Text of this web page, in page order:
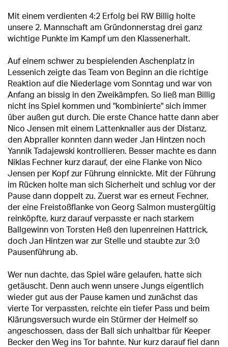
Mit einem verdienten 4:2 Erfolg bei RW Billig holte
unsere 2. Mannschaft am Gründonnerstag drei ganz
wichtige Punkte im Kampf um den Klassenerhalt.
Auf einem schwer zu bespielenden Aschenplatz in
Lessenich zeigte das Team von Beginn an die richtige
Reaktion auf die Niederlage vom Sonntag und war von
Anfang an bissig in den Zweikämpfen. So ließ man Billig
nicht ins Spiel kommen und "kombinierte" sich immer
über außen gut durch. Die erste Chance hatte dann aber
Nico Jensen mit einem Lattenknaller aus der Distanz,
den Abpraller konnten dann weder Jan Hintzen noch
Yannik Tadajewski kontrollieren. Besser machte es dann
Niklas Fechner kurz darauf, der eine Flanke von Nico
Jensen per Kopf zur Führung einnickte. Mit der Führung
im Rücken holte man sich Sicherheit und schlug vor der
Pause dann doppelt zu. Zuerst war es erneut Fechner,
der eine Freistoßflanke von Georg Salmon mustergültig
reinköpfte, kurz darauf verpasste er nach starkem
Ballgewinn von Torsten Heß den lupenreinen Hattrick,
doch Jan Hintzen war zur Stelle und staubte zur 3:0
Pausenführung ab.
Wer nun dachte, das Spiel wäre gelaufen, hatte sich
getäuscht. Denn auch wenn unsere Jungs eigentlich
wieder gut aus der Pause kamen und zunächst das
vierte Tor verpassten, reichte ein tiefer Pass und beim
Klärungsversuch wurde ein Stürmer der Heimelf so
angeschossen, dass der Ball sich unhaltbar für Keeper
Becker den Weg ins Tor bahnte. Nur kurz darauf fiel dann